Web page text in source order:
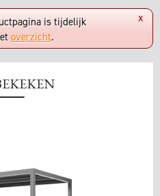
x
is tijdelijk
overzicht.